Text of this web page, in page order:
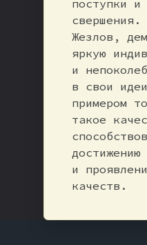
поступки и
свершения.
Жезлов,
яркую
и
в свои
примером
такое
достижению
и
качеств.